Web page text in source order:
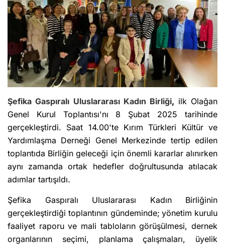
Şefika Gaspıralı Uluslararası Kadın Birliği, ilk Olağan
Genel Kurul Toplantısı'nı 8 Şubat 2025 tarihinde
gerçekleştirdi. Saat 14.00'te Kırım Türkleri Kültür ve
Yardımlaşma Derneği Genel Merkezinde tertip edilen
toplantıda Birliğin geleceği için önemli kararlar alınırken
aynı zamanda ortak hedefler doğrultusunda atılacak
adımlar tartışıldı.
Şefika Gaspıralı Uluslararası Kadın Birliğinin
gerçekleştirdiği toplantının gündeminde; yönetim kurulu
faaliyet raporu ve mali tabloların görüşülmesi, dernek
organlarının seçimi, planlama çalışmaları, üyelik